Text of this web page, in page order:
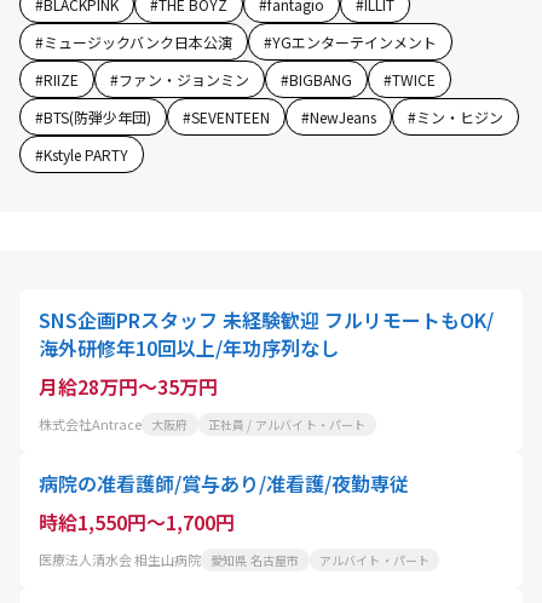
#BLACKPINK #THE BOYZ #fantagio #ILLIT
#ミュージックバンク日本公演 #YGエンターテインメント
#RIIZE #ファン・ジョンミン #BIGBANG #TWICE
#BTS(防弾少年団) #SEVENTEEN #NewJeans #ミン・ヒジン
#Kstyle PARTY
SNS企画PRスタッフ 未経験歓迎 フルリモートもOK/
海外研修年10回以上/年功序列なし
月給28万円～35万円
株式会社Antrace 大阪府 正社員 / アルバイト・パート
病院の准看護師/賞与あり/准看護/夜勤専従
時給1,550円～1,700円
医療法人清水会 相生山病院 愛知県 名古屋市 アルバイト・パート